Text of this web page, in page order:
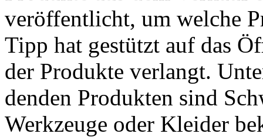
veröffentlicht, um welche
Tipp hat gestützt auf das
der Produkte verlangt.
denden Produkten sind
Werkzeuge oder Kleider